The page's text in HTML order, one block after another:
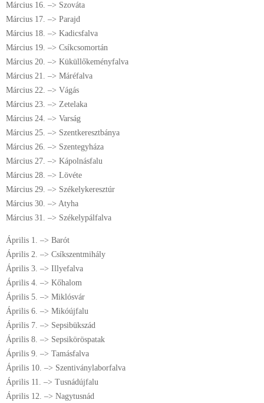
Március 16. –> Szováta
Március 17. –> Parajd
Március 18. –> Kadicsfalva
Március 19. –> Csíkcsomortán
Március 20. –> Küküllőkeményfalva
Március 21. –> Máréfalva
Március 22. –> Vágás
Március 23. –> Zetelaka
Március 24. –> Varság
Március 25. –> Szentkeresztbánya
Március 26. –> Szentegyháza
Március 27. –> Kápolnásfalu
Március 28. –> Lövéte
Március 29. –> Székelykeresztúr
Március 30. –> Atyha
Március 31. –> Székelypálfalva
Április 1. –> Barót
Április 2. –> Csíkszentmihály
Április 3. –> Illyefalva
Április 4. –> Kőhalom
Április 5. –> Miklósvár
Április 6. –> Mikóújfalu
Április 7. –> Sepsibükszád
Április 8. –> Sepsiköröspatak
Április 9. –> Tamásfalva
Április 10. –> Szentiványlaborfalva
Április 11. –> Tusnádújfalu
Április 12. –> Nagytusnád